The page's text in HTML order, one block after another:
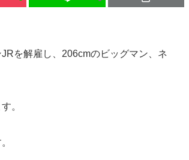
を解雇し、206cmのビッグマン、ネ
。